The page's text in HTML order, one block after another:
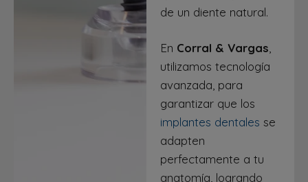
de un diente natural.
En Corral & Vargas
utilizamos tecnología
avanzada, para
garantizar que los
implantes dentales se
adapten
perfectamente a tu
anatomía, logrando